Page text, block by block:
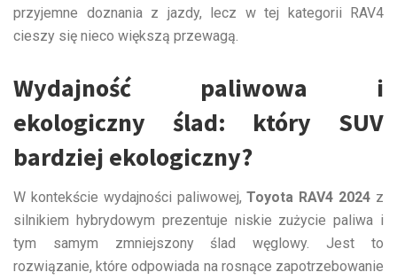
przyjemne doznania z jazdy, lecz w tej kategorii RAV4
cieszy się nieco większą przewagą.
Wydajność paliwowa i
ekologiczny ślad: który SUV
bardziej ekologiczny?
W kontekście wydajności paliwowej,Toyota RAV4 2024 z
silnikiem hybrydowym prezentuje niskie zużycie paliwa i
tym samym zmniejszony ślad węglowy. Jest to
rozwiązanie, które odpowiada na rosnące zapotrzebowanie